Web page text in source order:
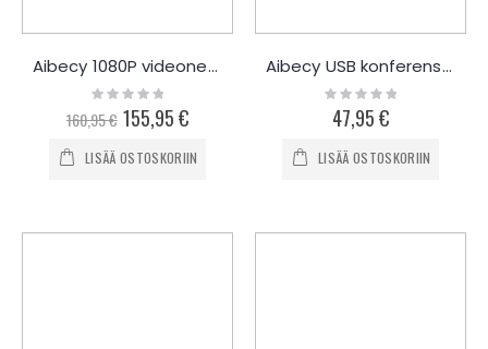
Aibecy 1080P videoneuvottelukamera
Rating:
160,95 € Special
Price
155,95 €
LISÄÄ OSTOSKORIIN
Aibecy USB konferenssikaiutin
Rating:
0%
47,95 €
LISÄÄ OSTOSKORIIN